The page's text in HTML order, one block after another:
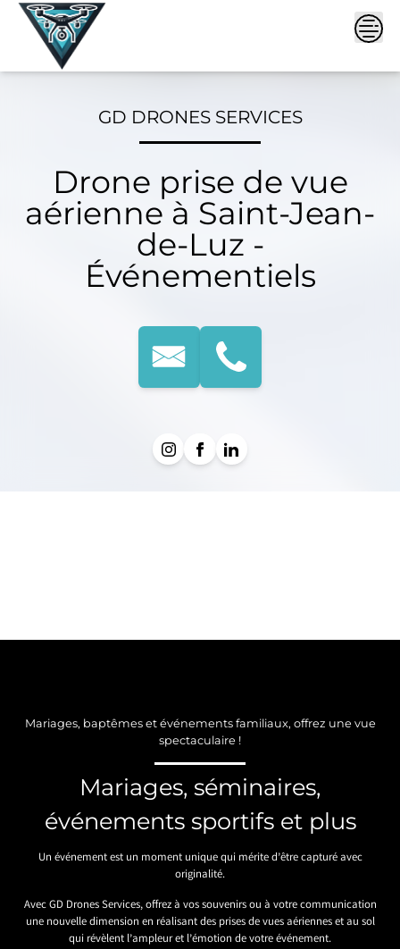
Skip
GD DRONES SERVICES
Drone prise de vue
aérienne à Saint-Jean-
de-Luz -
Événementiels
Mariages, baptêmes et événements familiaux, offrez une vue
spectaculaire !
Mariages, séminaires,
événements sportifs et plus
Un événement est un moment unique qui mérite d’être capturé avec
originalité.
Avec GD Drones Services, offrez à vos souvenirs ou à votre communication
une nouvelle dimension en réalisant des prises de vues aériennes et au sol
qui révèlent l’ampleur et l’émotion de votre événement.